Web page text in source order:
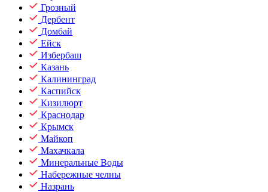
Грозный
Дербент
Домбай
Ейск
Избербаш
Казань
Калининград
Каспийск
Кизилюрт
Краснодар
Крымск
Майкоп
Махачкала
Минеральные Воды
Набережные челны
Назрань